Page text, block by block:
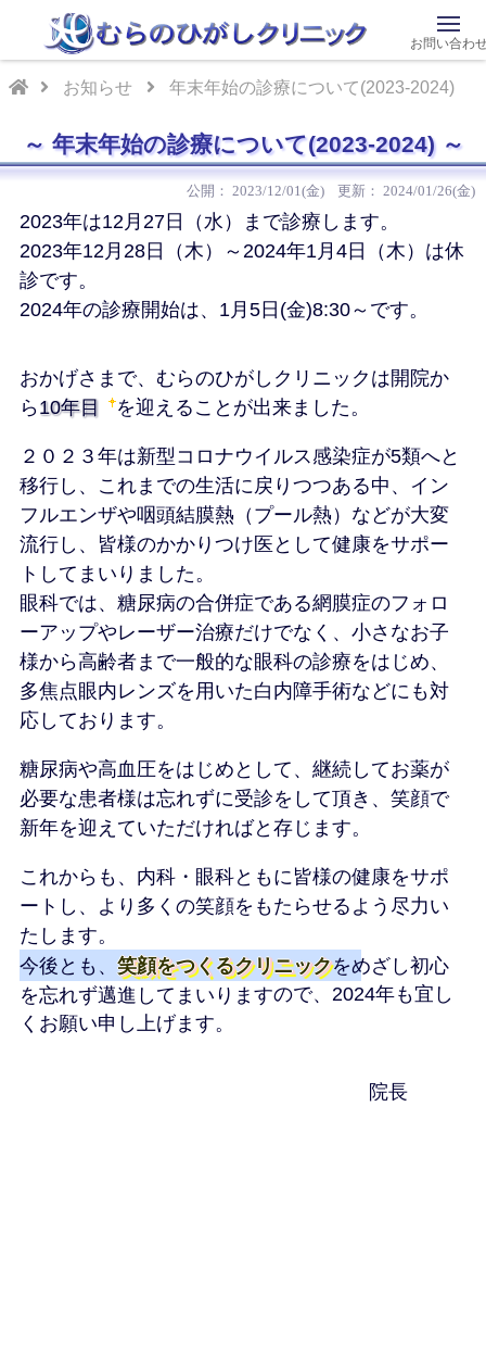
お知らせ 年末年始の診療について(2023-2024)
年末年始の診療について(2023-2024)
2023/12/01(金) 2024/01/26(金)
2023年は12月27日（水）まで診療します。
2023年12月28日（木）～2024年1月4日（木）は休
診です。
2024年の診療開始は、1月5日(金)8:30～です。
おかげさまで、むらのひがしクリニックは開院か
ら10年目 を迎えることが出来ました。
２０２３年は新型コロナウイルス感染症が5類へと
移行し、これまでの生活に戻りつつある中、イン
フルエンザや咽頭結膜熱（プール熱）などが大変
流行し、皆様のかかりつけ医として健康をサポー
トしてまいりました。
眼科では、糖尿病の合併症である網膜症のフォロ
ーアップやレーザー治療だけでなく、小さなお子
様から高齢者まで一般的な眼科の診療をはじめ、
多焦点眼内レンズを用いた白内障手術などにも対
応しております。
糖尿病や高血圧をはじめとして、継続してお薬が
必要な患者様は忘れずに受診をして頂き、笑顔で
新年を迎えていただければと存じます。
これからも、内科・眼科ともに皆様の健康をサポ
ートし、より多くの笑顔をもたらせるよう尽力い
たします。
今後とも、笑顔をつくるクリニックをめざし初心
を忘れず邁進してまいりますので、2024年も宜し
くお願い申し上げます。
院長
お問い合わ